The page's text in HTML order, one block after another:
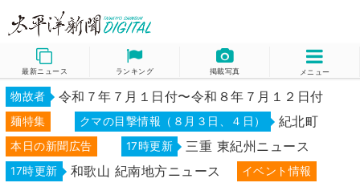
最新ニュース ランキング 掲載写真 メニュー
物故者 令和７年７月１日付〜令和８年７月１２日付
麺特集 クマの目撃情報（８月３日、４日） 紀北町
本日の新聞広告 17時更新 三重 東紀州ニュース
17時更新 和歌山 紀南地方ニュース イベント情報